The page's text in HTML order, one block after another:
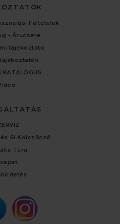
Feltételek
- Árucsere
tájékoztató
KATALÓGUS
Sí Kölcsönző
Túra